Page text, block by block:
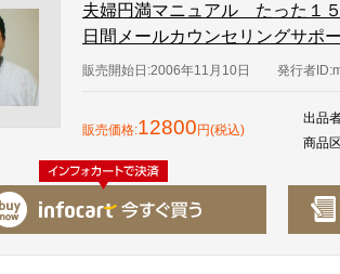
夫婦円満マニュアル たった１
日間メールカウンセリングサポ
販売開始日:2006年11月10日 発行者
販売価格:12800円(税込)
出品
商品